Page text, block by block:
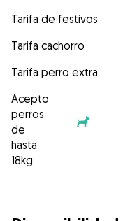
Tarifa de festivos
Tarifa cachorro
Tarifa perro extra
Acepto
perros
de
hasta
18kg